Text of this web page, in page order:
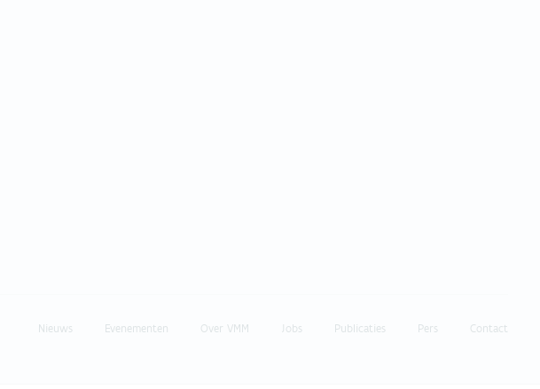
Nieuws Evenementen Over VMM Jobs Publicaties Pers Contact